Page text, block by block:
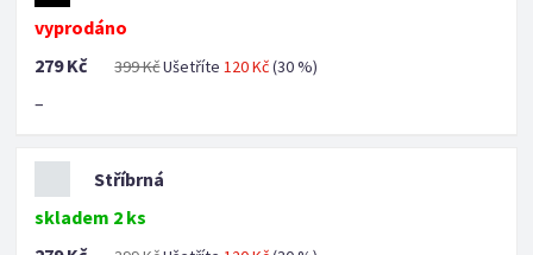
vyprodáno
279 Kč
399 KčUšetříte120 Kč(30 %)
–
Stříbrná
skladem 2 ks